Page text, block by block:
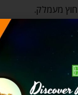
מעמלק.